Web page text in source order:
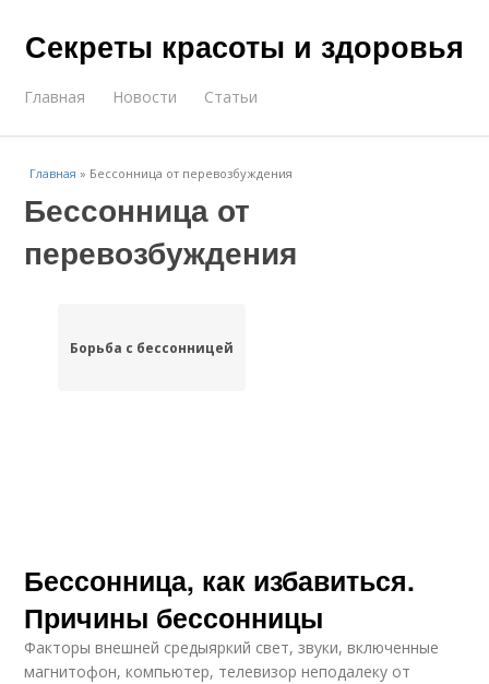
Секреты красоты и здоровья
Главная Новости Статьи
Главная » Бессонница от перевозбуждения
Бессонница от
перевозбуждения
Борьба с бессонницей
Бессонница, как избавиться.
Причины бессонницы
Факторы внешней средыяркий свет, звуки, включенные
магнитофон, компьютер, телевизор неподалеку от